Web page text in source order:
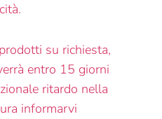
su richiesta,
entro 15 giorni
ritardo nella
informarvi